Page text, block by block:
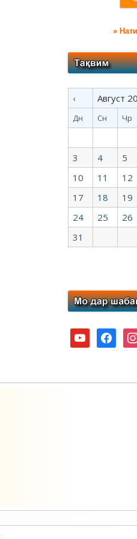
»
‹ Август
Дн Сн Чр
3
4 5
10
11 12
17
18 19
24
25 26
31
youtubefacebook